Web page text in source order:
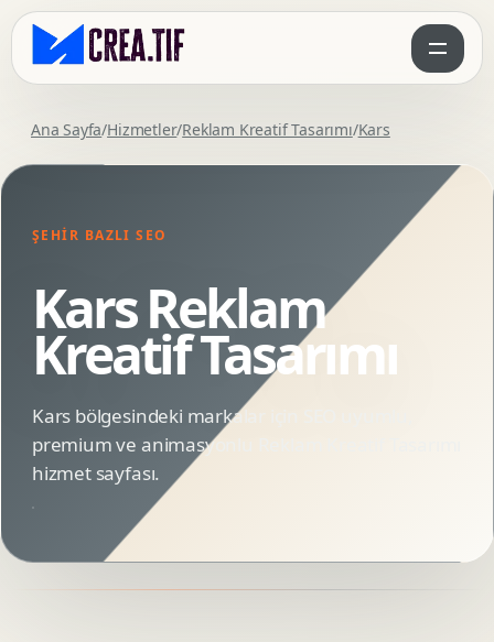
Ana Sayfa/Hizmetler/Reklam Kreatif Tasarımı/Kars
ŞEHIR BAZLI SEO
Kars Reklam
Kreatif Tasarımı
Kars bölgesindeki markalar için SEO uyumlu,
premium ve animasyonlu Reklam Kreatif Tasarımı
hizmet sayfası.